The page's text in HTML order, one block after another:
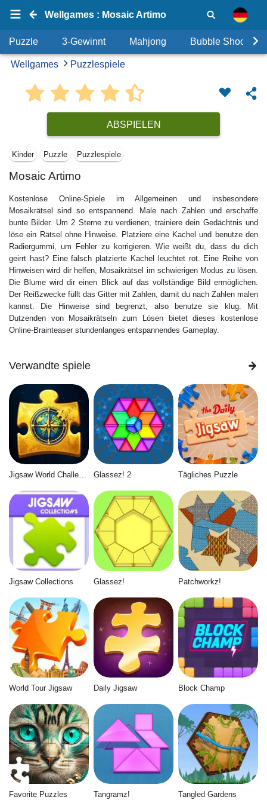
Wellgames : Mosaic Artimo
Puzzle 3-Gewinnt Mahjong Bubble Shooter
Wellgames Puzzlespiele
ABSPIELEN
Kinder Puzzle Puzzlespiele
Mosaic Artimo
Kostenlose Online-Spiele im Allgemeinen und insbesondere
Mosaikrätsel sind so entspannend. Male nach Zahlen und erschaffe
bunte Bilder. Um 2 Sterne zu verdienen, trainiere dein Gedächtnis und
löse ein Rätsel ohne Hinweise. Platziere eine Kachel und benutze den
Radiergummi, um Fehler zu korrigieren. Wie weißt du, dass du dich
geirrt hast? Eine falsch platzierte Kachel leuchtet rot. Eine Reihe von
Hinweisen wird dir helfen, Mosaikrätsel im schwierigen Modus zu lösen.
Die Blume wird dir einen Blick auf das vollständige Bild ermöglichen.
Der Reißzwecke füllt das Gitter mit Zahlen, damit du nach Zahlen malen
kannst. Die Hinweise sind begrenzt, also benutze sie klug. Mit
Dutzenden von Mosaikrätseln zum Lösen bietet dieses kostenlose
Online-Brainteaser stundenlanges entspannendes Gameplay.
Verwandte spiele
Jigsaw World Challenge Glassez! 2 Tägliches Puzzle
Jigsaw Collections Glassez! Patchworkz!
World Tour Jigsaw Daily Jigsaw Block Champ
Favorite Puzzles Tangramz! Tangled Gardens